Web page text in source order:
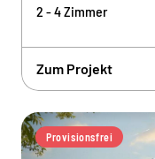
2 - 4 Zimmer
Zum Projekt
Provisionsfrei